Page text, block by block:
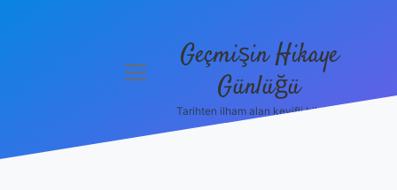
menüyü
Geçmişin Hikaye
Günlüğü
Tarihten ilham alan keyifli bilgiler!